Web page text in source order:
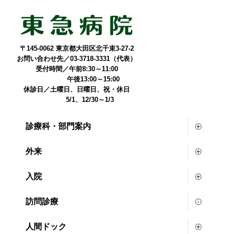
〒145-0062 東京都大田区北千束3-27-2
お問い合わせ先／03-3718-3331（代表）
受付時間／午前8:30～11:00
午後13:00～15:00
休診日／土曜日、日曜日、祝・休日
5/1、12/30～1/3
診療科・部門案内
外来
入院
訪問診療
人間ドック